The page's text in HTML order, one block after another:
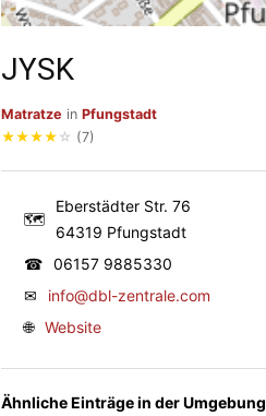
JYSK
Matratze in Pfungstadt
★★★★ ☆ (7)
🗺
Eberstädter Str. 76
64319 Pfungstadt
☎ 06157 9885330
✉
info@dbl-zentrale.com
🌐 Website
Ähnliche Einträge in der Umgebung